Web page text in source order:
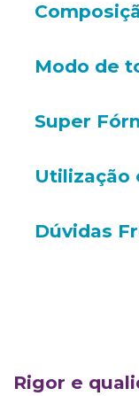
Modo de
Super
Utilização
Dúvidas
Rigor e